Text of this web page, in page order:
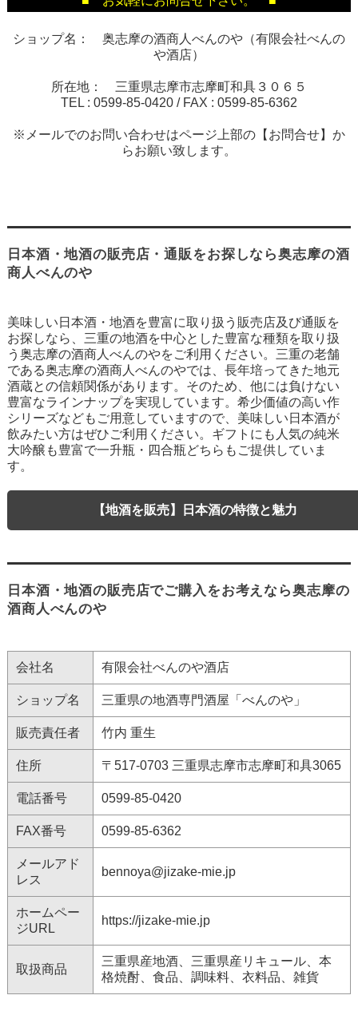
ショップ名： 奥志摩の酒商人べんのや（有限会社べんの
や酒店）
所在地： 三重県志摩市志摩町和具３０６５
TEL : 0599-85-0420 / FAX : 0599-85-6362
※メールでのお問い合わせはページ上部の【お問合せ】か
らお願い致します。
日本酒・地酒の販売店・通販をお探しなら奥志摩の酒
商人べんのや
美味しい日本酒・地酒を豊富に取り扱う販売店及び通販を
お探しなら、三重の地酒を中心とした豊富な種類を取り扱
う奥志摩の酒商人べんのやをご利用ください。三重の老舗
である奥志摩の酒商人べんのやでは、長年培ってきた地元
酒蔵との信頼関係があります。そのため、他には負けない
豊富なラインナップを実現しています。希少価値の高い作
シリーズなどもご用意していますので、美味しい日本酒が
飲みたい方はぜひご利用ください。ギフトにも人気の純米
大吟醸も豊富で一升瓶・四合瓶どちらもご提供していま
す。
【地酒を販売】日本酒の特徴と魅力
日本酒・地酒の販売店でご購入をお考えなら奥志摩の
酒商人べんのや
会社名 有限会社べんのや酒店
ショップ名 三重県の地酒専門酒屋「べんのや」
販売責任者 竹内 重生
住所 〒517-0703 三重県志摩市志摩町和具3065
電話番号 0599-85-0420
FAX番号 0599-85-6362
メールアド
レス
bennoya@jizake-mie.jp
ホームペー
ジURL
https://jizake-mie.jp
取扱商品
三重県産地酒、三重県産リキュール、本
格焼酎、食品、調味料、衣料品、雑貨